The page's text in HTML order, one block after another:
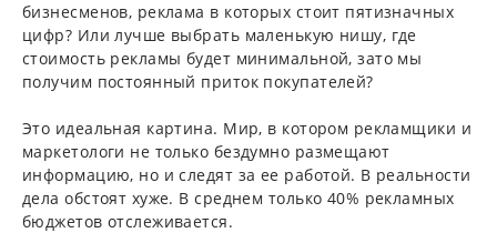
бизнесменов, реклама в которых стоит пятизначных
цифр? Или лучше выбрать маленькую нишу, где
стоимость рекламы будет минимальной, зато мы
получим постоянный приток покупателей?
Это идеальная картина. Мир, в котором рекламщики и
маркетологи не только бездумно размещают
информацию, но и следят за ее работой. В реальности
дела обстоят хуже. В среднем только 40% рекламных
бюджетов отслеживается.